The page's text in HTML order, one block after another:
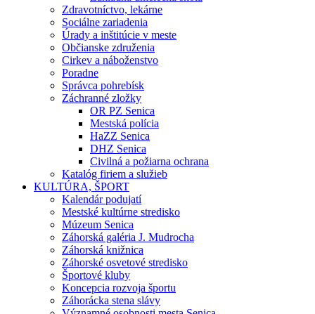
Zdravotníctvo, lekárne
Sociálne zariadenia
Úrady a inštitúcie v meste
Občianske združenia
Cirkev a náboženstvo
Poradne
Správca pohrebísk
Záchranné zložky
OR PZ Senica
Mestská polícia
HaZZ Senica
DHZ Senica
Civilná a požiarna ochrana
Katalóg firiem a služieb
KULTÚRA, ŠPORT
Kalendár podujatí
Mestské kultúrne stredisko
Múzeum Senica
Záhorská galéria J. Mudrocha
Záhorská knižnica
Záhorské osvetové stredisko
Športové kluby
Koncepcia rozvoja športu
Záhorácka stena slávy